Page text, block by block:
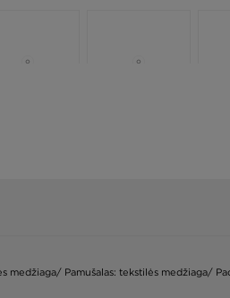
medžiaga/ Pamušalas: tekstilės medžiaga/